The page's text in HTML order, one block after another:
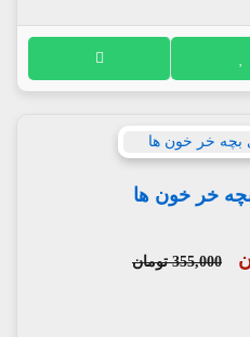
خر خون ها
355,000 تومان